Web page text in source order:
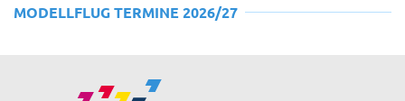
MODELLFLUG TERMINE 2026/27